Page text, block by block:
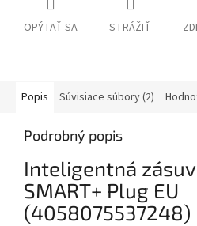
OPÝTAŤ SA STRÁŽIŤ
Popis Súvisiace súbory (2)
Podrobný popis
Inteligentná
SMART+ Plug EU
(4058075537248)